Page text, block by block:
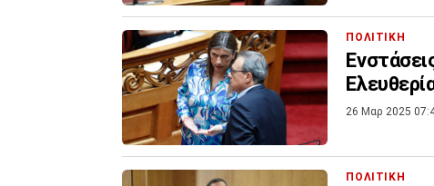
ΠΟΛΙΤΙΚΗ
26 Μαρ 2025
ΠΟΛΙΤΙΚΗ